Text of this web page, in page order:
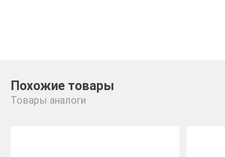
Похожие товары
Товары аналоги